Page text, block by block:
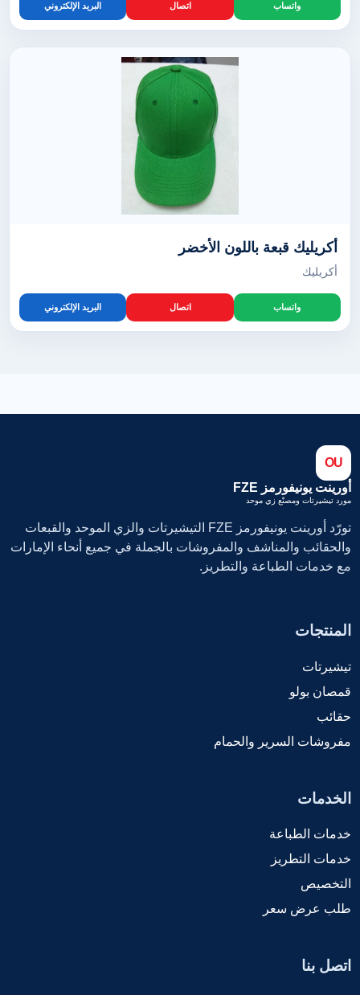
واتساب اتصال البريد الإلكتروني
أكريليك قبعة باللون الأخضر
أكريليك
واتساب اتصال البريد الإلكتروني
OU
أورينت يونيفورمز FZE
مورد تيشيرتات ومصنّع زي موحد
تورّد أورينت يونيفورمز FZE التيشيرتات والزي الموحد والقبعات
والحقائب والمناشف والمفروشات بالجملة في جميع أنحاء الإمارات
مع خدمات الطباعة والتطريز.
المنتجات
تيشيرتات
قمصان بولو
حقائب
مفروشات السرير والحمام
الخدمات
خدمات الطباعة
خدمات التطريز
التخصيص
طلب عرض سعر
اتصل بنا